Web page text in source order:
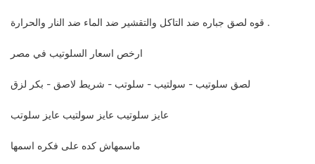
قوه لصق جباره ضد التاكل والتقشير ضد الماء ضد النار والحرارة .
ارخص اسعار السلوتيب في مصر
لصق سلوتيب - سولتيب - سلوتب - شريط لاصق - بكر لزق
عايز سلوتيب عايز سولتيب عايز سلوتب
ماسمهاش كده على فكره اسمها